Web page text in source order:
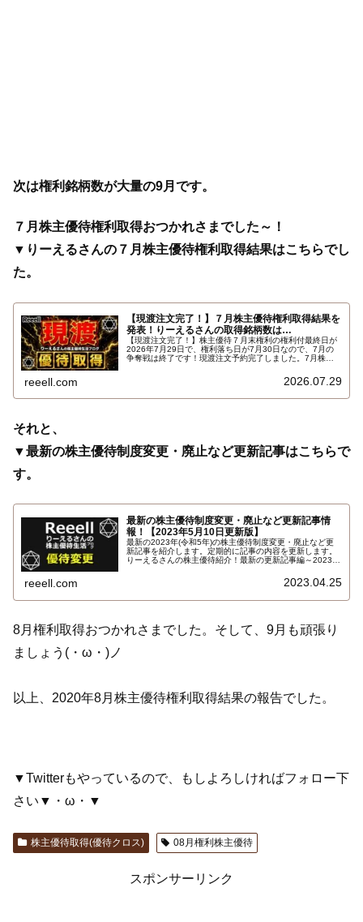
次は権利銘柄数が大量の9月です。
７月株主優待権利取得おつかれさまでした～！
▼りーえるさんの７月株主優待権利取得結果はこちらでし
た。
【現渡注文完了！】７月株主優待権利取得結果を
発表！りーえるさんの取得銘柄数は…
【現渡注文完了！】株主優待７月末権利の権利付最終日が
2026年7月29日で、権利落ち日が7月30日なので、7月の
争奪戦は終了です！現渡注文予約完了しました。7月株主
reeell.com 2026.07.29
それと、
▼最新の株主優待制度変更・廃止など更新記事はこちらで
す。
最新の株主優待制度変更・廃止など更新記事情
報！【2023年5月10日更新版】
最新の2023年(令和5年)の株主優待制度変更・廃止など更
新記事を紹介します。定期的に記事の内容を更新します。
りーえるさんの株主優待紹介！最新の更新記事編～2023年
reeell.com 2023.04.25
8月権利取得おつかれさまでした。そして、9月も頑張り
ましょう(・ω・)ノ
以上、2020年8月株主優待権利取得結果の報告でした。
▼Twitterもやっているので、もしよろしければフォロー下
さい▼・ω・▼
株主優待取得(優待クロス) 08月権利株主優待
スポンサーリンク